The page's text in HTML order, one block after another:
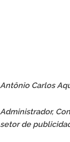
Antônio Carlos
Administrador,
setor de